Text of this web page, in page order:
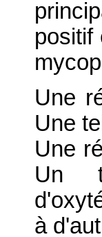
positif
Une
Une
Une
Un
à